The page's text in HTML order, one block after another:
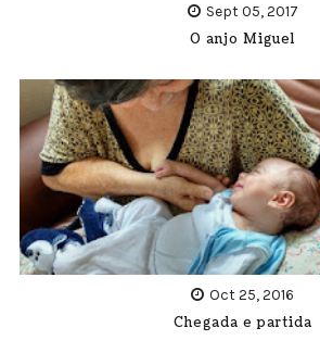
Sept 05, 2017
O anjo Miguel
Oct 25, 2016
Chegada e partida